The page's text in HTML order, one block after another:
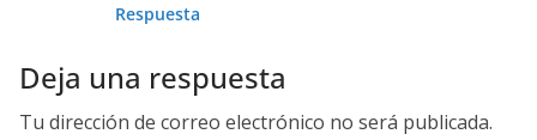
Respuesta
Deja una respuesta
Tu dirección de correo electrónico no será publicada.